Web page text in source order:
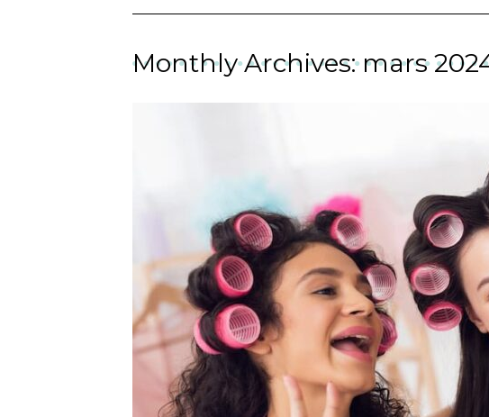
Monthly Archives: mars